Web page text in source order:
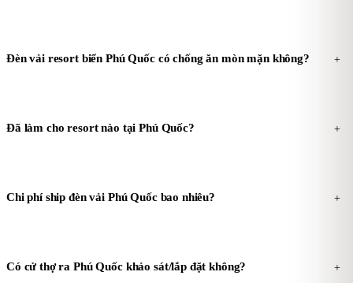
Đèn vải resort biển Phú Quốc có chống ăn mòn mặn không? +
Đã làm cho resort nào tại Phú Quốc? +
Chi phí ship đèn vải Phú Quốc bao nhiêu? +
Có cử thợ ra Phú Quốc khảo sát/lắp đặt không? +